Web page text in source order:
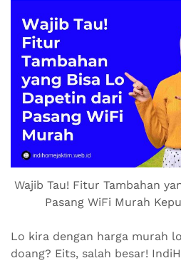
Wajib Tau! Fitur Tambahan
Pasang WiFi Murah
Lo kira dengan harga murah
doang? Eits, salah besar!